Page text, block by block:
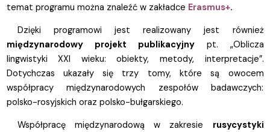
temat programu można znaleźć w zakładce Erasmus+.
Dzięki programowi jest realizowany jest również
międzynarodowy projekt publikacyjnypt. „Oblicza
lingwistyki XXI wieku: obiekty, metody, interpretacje”.
Dotychczas ukazały się trzy tomy, które są owocem
współpracy międzynarodowych zespołów badawczych:
polsko-rosyjskich oraz polsko-bułgarskiego.
Współpracę międzynarodową w zakresie rusycystyki